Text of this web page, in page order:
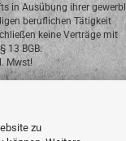
zu
in Ausübung ihrer
beruflichen Tätigkeit
keine Verträge mit
13 BGB.
Mwst!